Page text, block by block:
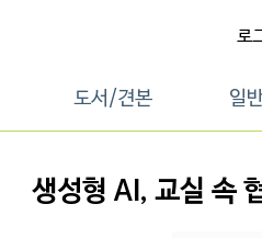
로
도서/견본 일
생성형 AI, 교실 속